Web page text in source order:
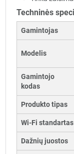
Techninės
Gamintojas
Modelis
Gamintojo
kodas
Produkto tipas
Wi-Fi standartas
Dažnių juostos